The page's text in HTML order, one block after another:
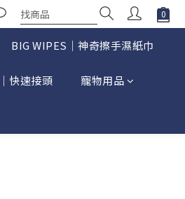
BIG WIPES｜神奇擦手濕紙巾
快速接頭 寵物用品